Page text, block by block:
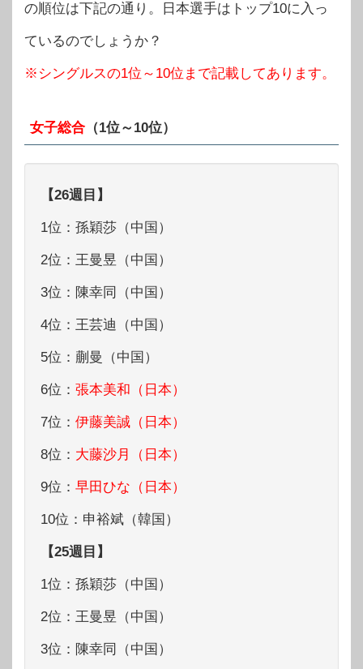
の順位は下記の通り。日本選手はトップ10に入っ
ているのでしょうか？
※シングルスの1位～10位まで記載してあります。
女子総合 （1位～10位）
【26週目】
1位：孫穎莎（中国）
2位：王曼昱（中国）
3位：陳幸同（中国）
4位：王芸迪（中国）
5位：蒯曼（中国）
6位： 張本美和（日本）
7位： 伊藤美誠（日本）
8位： 大藤沙月（日本）
9位： 早田ひな（日本）
10位：申裕斌（韓国）
【25週目】
1位：孫穎莎（中国）
2位：王曼昱（中国）
3位：陳幸同（中国）